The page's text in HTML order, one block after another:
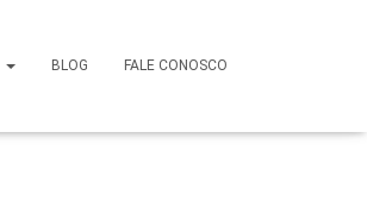
BLOG FALE CONOSCO